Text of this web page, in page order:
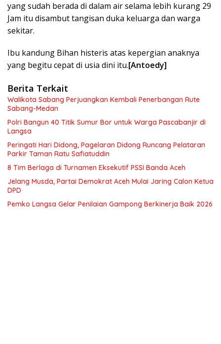
yang sudah berada di dalam air selama lebih kurang 29
Jam itu disambut tangisan duka keluarga dan warga
sekitar.
Ibu kandung Bihan histeris atas kepergian anaknya
yang begitu cepat di usia dini itu.[Antoedy]
Berita Terkait
Walikota Sabang Perjuangkan Kembali Penerbangan Rute
Sabang-Medan
Polri Bangun 40 Titik Sumur Bor untuk Warga Pascabanjir di
Langsa
Peringati Hari Didong, Pagelaran Didong Runcang Pelataran
Parkir Taman Ratu Safiatuddin
8 Tim Berlaga di Turnamen Eksekutif PSSI Banda Aceh
Jelang Musda, Partai Demokrat Aceh Mulai Jaring Calon Ketua
DPD
Pemko Langsa Gelar Penilaian Gampong Berkinerja Baik 2026